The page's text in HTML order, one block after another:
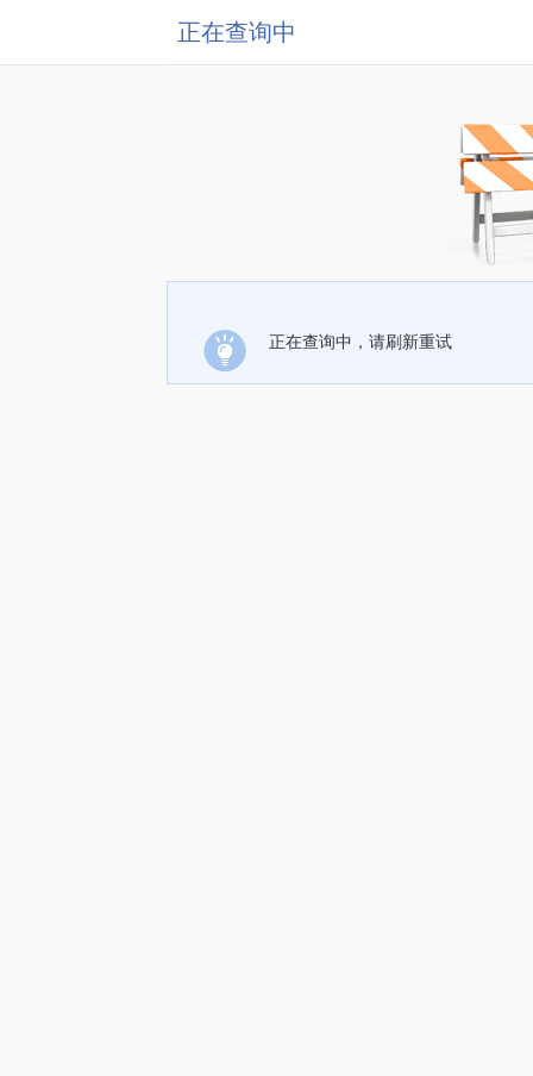
正在查询中
正在查询中，请刷新重试